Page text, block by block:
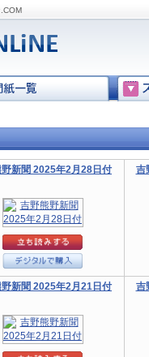
新聞 2025年2月28日付 吉
新聞 2025年2月21日付 吉